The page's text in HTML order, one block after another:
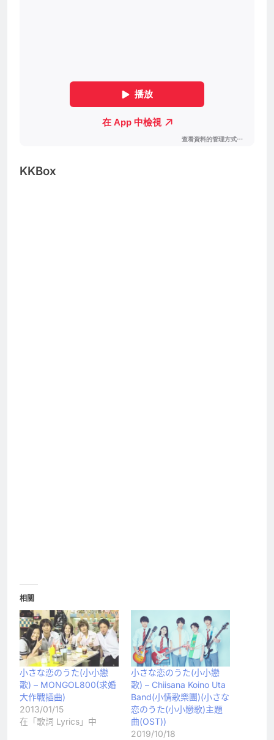
KKBox
相關
小さな恋のうた(小小戀
歌) – MONGOL800(求婚
大作戰插曲)
2013/01/15
在「歌詞 Lyrics」中
小さな恋のうた(小小戀
歌) – Chiisana Koino Uta
Band(小情歌樂團)(小さな
恋のうた(小小戀歌)主題
曲(OST))
2019/10/18